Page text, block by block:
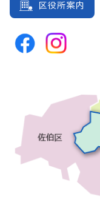
区役所案内